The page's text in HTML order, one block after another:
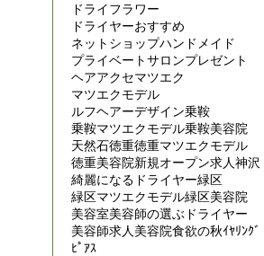
ドライフラワー
ドライヤーおすすめ
ネットショップハンドメイド
プライベートサロンプレゼント
ヘアアクセマツエク
マツエクモデル
ルフヘアーデザイン乗鞍
乗鞍マツエクモデル乗鞍美容院
天然石徳重徳重マツエクモデル
徳重美容院新規オープン求人神沢
綺麗になるドライヤー緑区
緑区マツエクモデル緑区美容院
美容室美容師の選ぶドライヤー
美容師求人 美容院食欲の秋ｲﾔﾘﾝｸﾞ
ﾋﾟｱｽ